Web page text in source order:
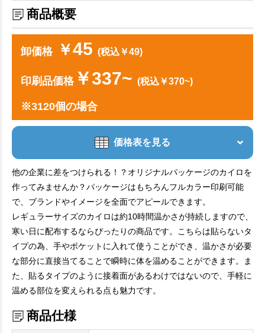
商品概要
卸価格 ￥45 (税込￥49)
印刷品価格￥337~ (税込￥370~)
※3120個の場合
価格表を見る
他の企業に差をつけられる！？オリジナルパッケージのカイロを
作ってみませんか？パッケージはもちろんフルカラー印刷可能
で、ブランドやイメージを全面でアピールできます。
レギュラーサイズのカイロは約10時間温かさが持続しますので、
寒い日に配布するならぴったりの商品です。こちらは貼らないタ
イプの為、手やポケットに入れて使うことができ、温かさが必要
な部分に直接当てることで瞬時に体を温めることができます。ま
た、貼るタイプのように接着面があるわけではないので、手軽に
温める部位を変えられる点も魅力です。
商品仕様